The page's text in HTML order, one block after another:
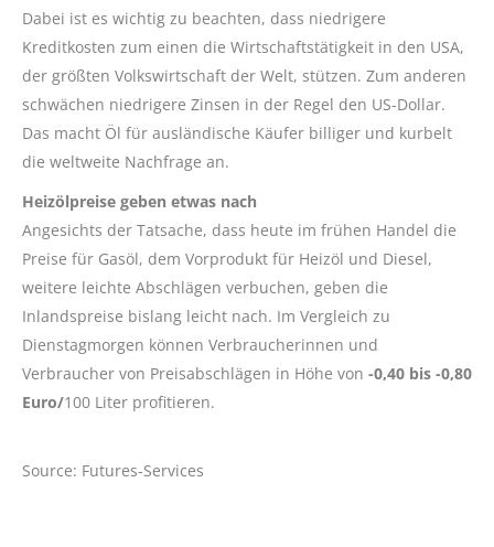
Dabei ist es wichtig zu beachten, dass niedrigere
Kreditkosten zum einen die Wirtschaftstätigkeit in den USA,
der größten Volkswirtschaft der Welt, stützen. Zum anderen
schwächen niedrigere Zinsen in der Regel den US-Dollar.
Das macht Öl für ausländische Käufer billiger und kurbelt
die weltweite Nachfrage an.
Heizölpreise geben etwas nach
Angesichts der Tatsache, dass heute im frühen Handel die
Preise für Gasöl, dem Vorprodukt für Heizöl und Diesel,
weitere leichte Abschlägen verbuchen, geben die
Inlandspreise bislang leicht nach. Im Vergleich zu
Dienstagmorgen können Verbraucherinnen und
Verbraucher von Preisabschlägen in Höhe von -0,40 bis -0,80
Euro/100 Liter profitieren.
Source: Futures-Services